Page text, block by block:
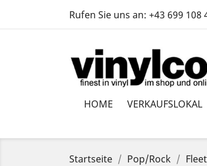
Rufen Sie uns an: +43 699 108
HOME VERKAUFSLOKAL
Startseite Pop/Rock